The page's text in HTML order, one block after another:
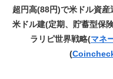
超円高(88円)で米ドル資
米ドル建(定期、貯蓄型保
ラリピ世界戦略(マネ
(